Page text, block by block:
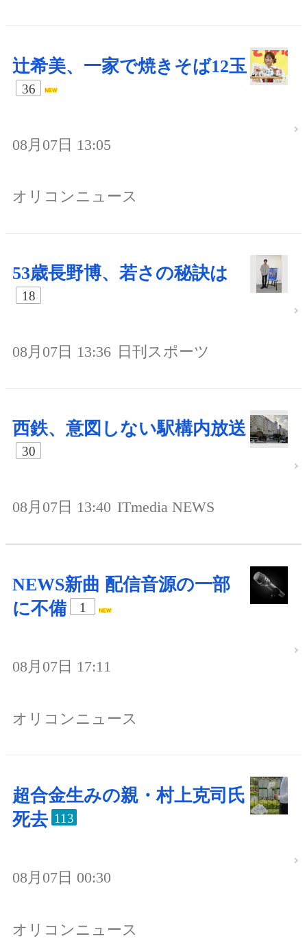
辻希美、一家で焼きそば12玉
36
08月07日 13:05
オリコンニュース
53歳長野博、若さの秘訣は
18
08月07日 13:36 日刊スポーツ
西鉄、意図しない駅構内放送
30
08月07日 13:40 ITmedia NEWS
NEWS新曲 配信音源の一部
に不備
1
08月07日 17:11
オリコンニュース
超合金生みの親・村上克司氏
死去 113
08月07日 00:30
オリコンニュース